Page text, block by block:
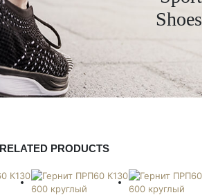
Shoes
RELATED PRODUCTS